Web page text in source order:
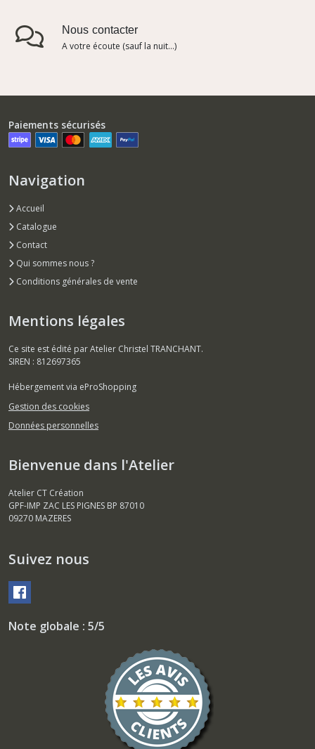
Nous contacter
A votre écoute (sauf la nuit...)
Paiements sécurisés
Navigation
Accueil
Catalogue
Contact
Qui sommes nous ?
Conditions générales de vente
Mentions légales
Ce site est édité par Atelier Christel TRANCHANT.
SIREN : 812697365
Hébergement via eProShopping
Gestion des cookies
Données personnelles
Bienvenue dans l'Atelier
Atelier CT Création
GPF-IMP ZAC LES PIGNES BP 87010
09270 MAZERES
Suivez nous
Note globale : 5/5